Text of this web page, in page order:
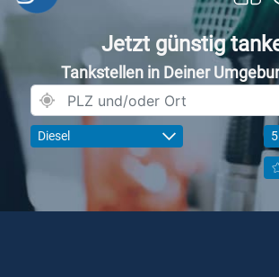
Jetzt günstig
Tankstellen in Deiner
Diesel